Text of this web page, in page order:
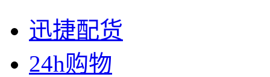
迅捷配货
24h购物